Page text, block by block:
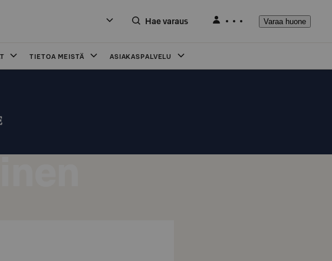
Hae varaus Varaa huone
TIETOA MEISTÄ ASIAKASPALVELU